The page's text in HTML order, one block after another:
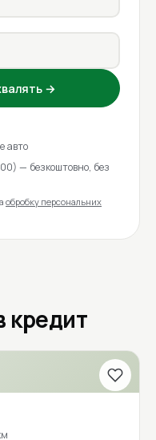
→
авто
— безкоштовно, без
обробку персональних
кредит